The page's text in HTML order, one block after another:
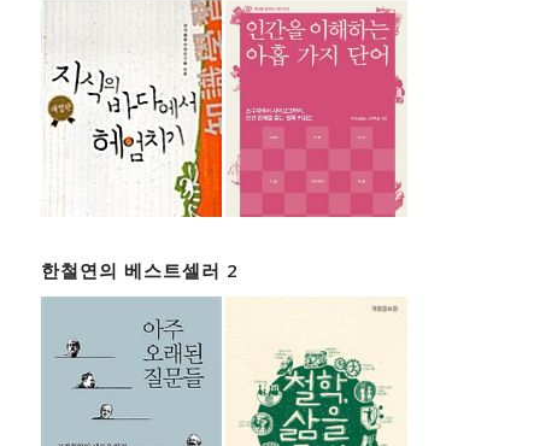
한철연의 베스트셀러 2